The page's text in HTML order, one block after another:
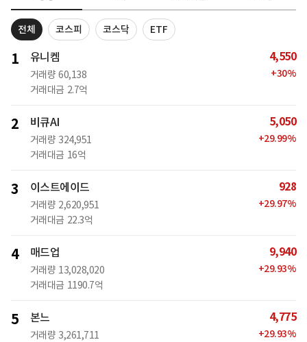
전체 코스피 코스닥 ETF
1 유니켐
거래량 60,138
거래대금 2.7억
4,550
+30%
2 비큐AI
거래량 324,951
거래대금 16억
5,050
+29.99%
3 이스트에이드
거래량 2,620,951
거래대금 22.3억
928
+29.97%
4 매드업
거래량 13,028,020
거래대금 1190.7억
9,940
+29.93%
5 본느
거래량 3,261,711
4,775
+29.93%